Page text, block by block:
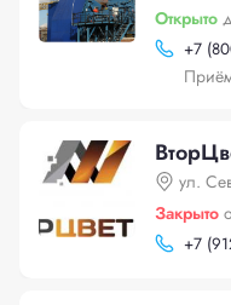
Открыто
+7
ул.
Закрыто
+7